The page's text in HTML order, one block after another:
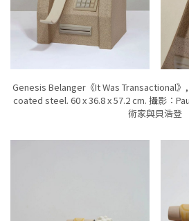
Genesis Belanger《It Was Transactional
coated steel. 60 x 36.8 x 57.2 cm. 攝影：
術家與貝浩登